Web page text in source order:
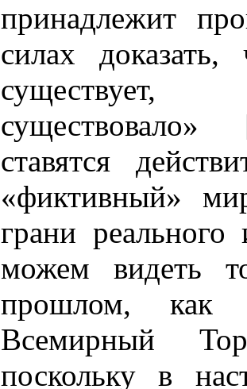
принадлежит
силах
существует,
ставятся
«фиктивный»
грани
можем видеть
прошлом,
Всемирный
поскольку в